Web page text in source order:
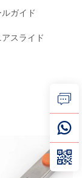
ガイド
スライド